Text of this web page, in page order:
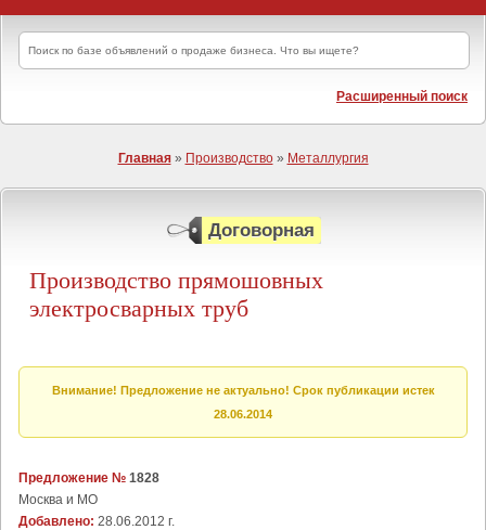
Расширенный поиск
Главная» Производство» Металлургия
Договорная
Производство прямошовных
электросварных труб
Внимание! Предложение не актуально! Срок публикации истек
28.06.2014
Предложение № 1828
Москва и МО
Добавлено: 28.06.2012 г.